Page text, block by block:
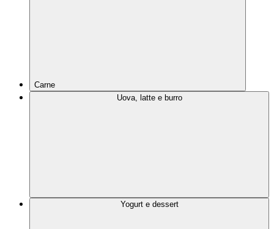
Carne
Uova, latte e burro
Yogurt e dessert